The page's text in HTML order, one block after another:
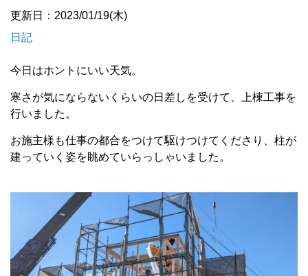
更新日：2023/01/19(木)
日記
今日はホントにいい天気。
寒さが気にならないくらいの日差しを受けて、上棟工事を
行いました。
お施主様も仕事の都合をつけて駆けつけてくださり、柱が
建っていく姿を眺めていらっしゃいました。